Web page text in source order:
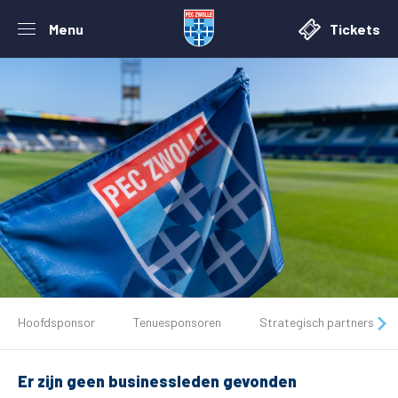
Menu Tickets
Tickets
Matchdays
Hoofdsponsor Tenuesponsoren Strategisch partners
Er zijn geen businessleden gevonden